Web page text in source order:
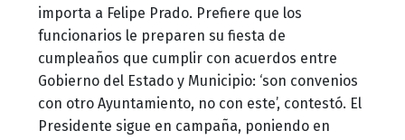
importa a Felipe Prado. Prefiere que los
funcionarios le preparen su fiesta de
cumpleaños que cumplir con acuerdos entre
Gobierno del Estado y Municipio: ‘son convenios
con otro Ayuntamiento, no con este’, contestó. El
Presidente sigue en campaña, poniendo en